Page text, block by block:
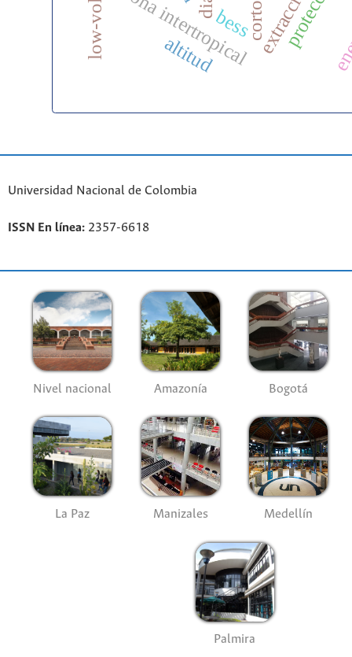
zona intertropical
bess
altitud
Universidad Nacional de Colombia
ISSN En línea: 2357-6618
Nivel nacional Amazonía Bogotá
La Paz Manizales Medellín
Palmira